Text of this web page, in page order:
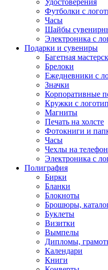
Удостоверения
Футболки с
Часы
Шайбы
Электроника с
Подарки и сувениры
Багетная
Брелоки
Ежедневники с
Значки
Корпоративные
Кружки с
Магниты
Печать на холсте
Фотокниги и
Часы
Чехлы на телефон
Электроника с
Полиграфия
Бирки
Бланки
Блокноты
Брошюры,
Буклеты
Визитки
Вымпелы
Дипломы,
Календари
Книги